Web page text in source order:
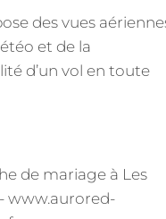
des vues
et de la
d’un vol en toute